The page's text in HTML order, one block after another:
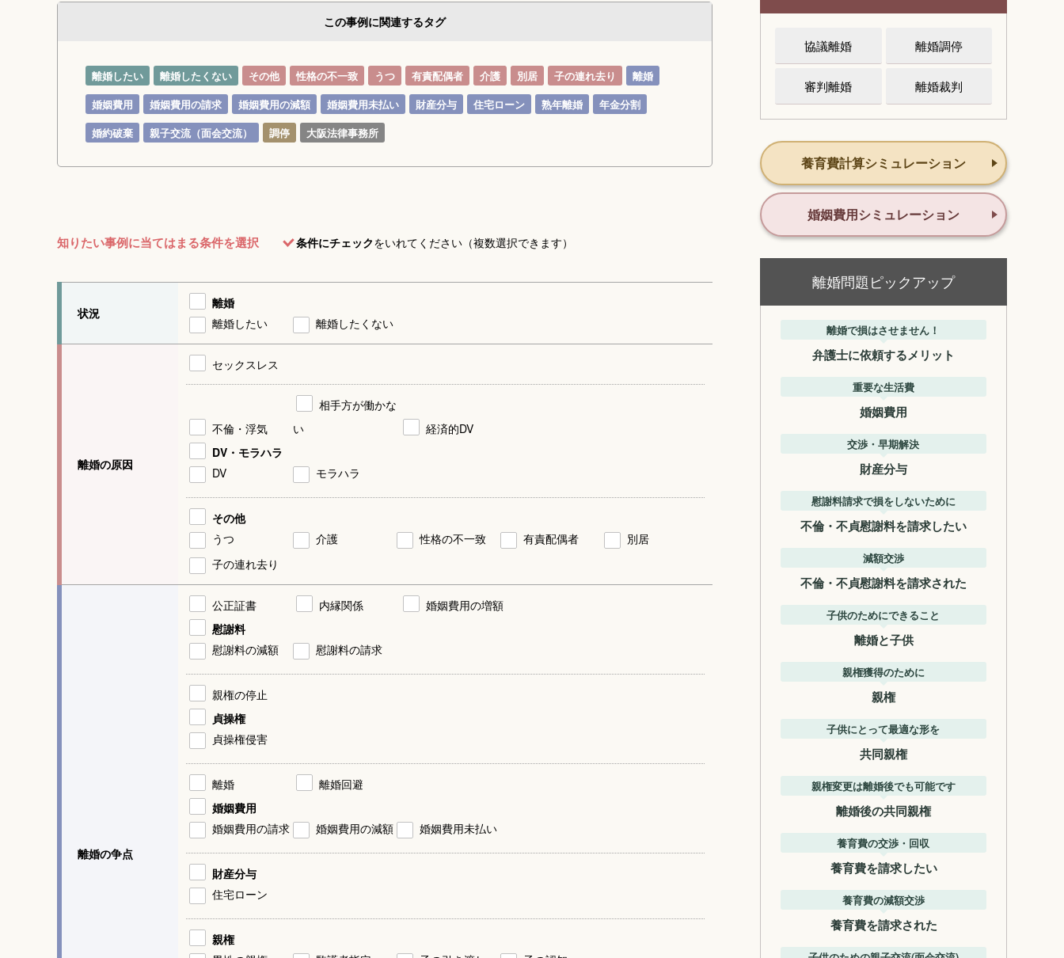
この事例に関連するタグ
離婚したい 離婚したくない その他 性格の不一致 うつ 有責配偶者 介護 別居 子の連れ去り
離婚
婚姻費用
婚姻費用の請求 婚姻費用の減額 婚姻費用未払い 財産分与 住宅ローン 熟年離婚
年金分割
婚約破棄
親子交流（面会交流） 調停 大阪法律事務所
知りたい事例に当てはまる条件を選択 条件にチェックをいれてください（複数選択できます）
状況
離婚
離婚したい
離婚したくない
離婚の原因
セックスレス
不倫・浮気
相手方が働かな
い
経済的DV
DV・モラハラ
DV
モラハラ
その他
うつ
介護 性格の不一致 有責配偶者
別居
子の連れ去り
離婚の争点
公正証書 内縁関係
婚姻費用の増額
慰謝料
慰謝料の減額
慰謝料の請求
親権の停止
貞操権
貞操権侵害
離婚
離婚回避
婚姻費用
婚姻費用の請求
婚姻費用の減額 婚姻費用未払い
財産分与
住宅ローン
親権
協議離婚 離婚調停
審判離婚 離婚裁判
養育費計算シミュレーション
婚姻費用シミュレーション
離婚問題ピックアップ
離婚で損はさせません！
弁護士に依頼するメリット
重要な生活費
婚姻費用
交渉・早期解決
財産分与
慰謝料請求で損をしないために
不倫・不貞慰謝料を請求したい
減額交渉
不倫・不貞慰謝料を請求された
子供のためにできること
離婚と子供
親権獲得のために
親権
子供にとって最適な形を
共同親権
親権変更は離婚後でも可能です
離婚後の共同親権
養育費の交渉・回収
養育費を請求したい
養育費の減額交渉
養育費を請求された